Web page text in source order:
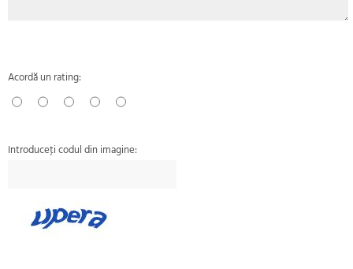
Acordă un rating:
Introduceţi codul din imagine: